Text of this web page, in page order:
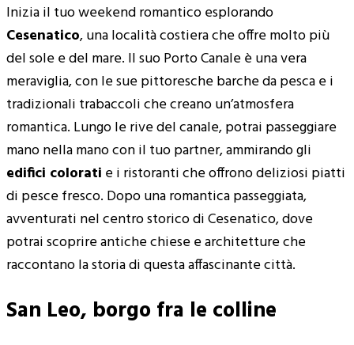
Inizia il tuo weekend romantico esplorando
Cesenatico, una località costiera che offre molto più
del sole e del mare. Il suo Porto Canale è una vera
meraviglia, con le sue pittoresche barche da pesca e i
tradizionali trabaccoli che creano un’atmosfera
romantica. Lungo le rive del canale, potrai passeggiare
mano nella mano con il tuo partner, ammirando gli
edifici colorati e i ristoranti che offrono deliziosi piatti
di pesce fresco. Dopo una romantica passeggiata,
avventurati nel centro storico di Cesenatico, dove
potrai scoprire antiche chiese e architetture che
raccontano la storia di questa affascinante città.
San Leo, borgo fra le colline